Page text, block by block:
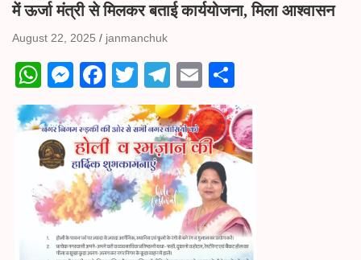
में ऊर्जा मंत्री से मिलकर बताई कार्ययोजना, मिला आश्वासन
August 22, 2025 janmanchuk
W
ha
ts
A
pp
M
es
se
ng
er
Fa
ce
bo
ok
T
wi
tte
r
Te
le
gr
a
m
E
m
ail
ha
re